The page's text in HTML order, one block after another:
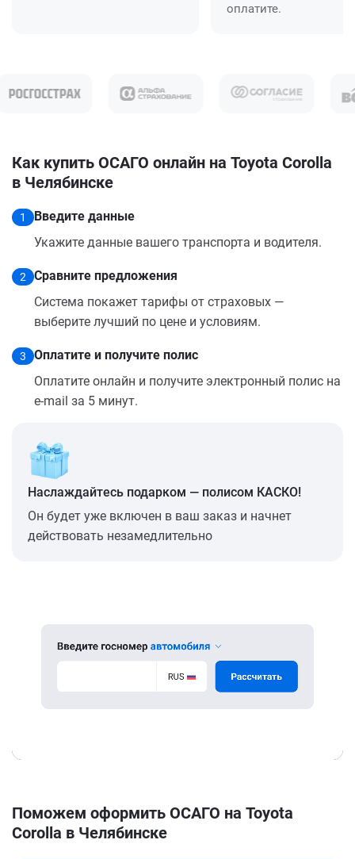
оплатите.
Как купить ОСАГО онлайн на Toyota Corolla
в Челябинске
1
Введите данные
Укажите данные вашего транспорта и водителя.
2
Сравните предложения
Система покажет тарифы от страховых —
выберите лучший по цене и условиям.
3
Оплатите и получите полис
Оплатите онлайн и получите электронный полис на
e-mail за 5 минут.
Наслаждайтесь подарком — полисом КАСКО!
Он будет уже включен в ваш заказ и начнет
действовать незамедлительно
Поможем оформить ОСАГО на Toyota
Corolla в Челябинске